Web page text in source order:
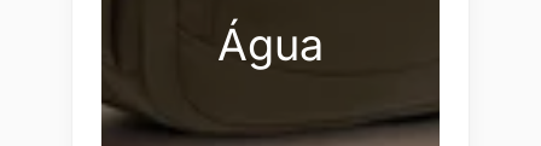
Água